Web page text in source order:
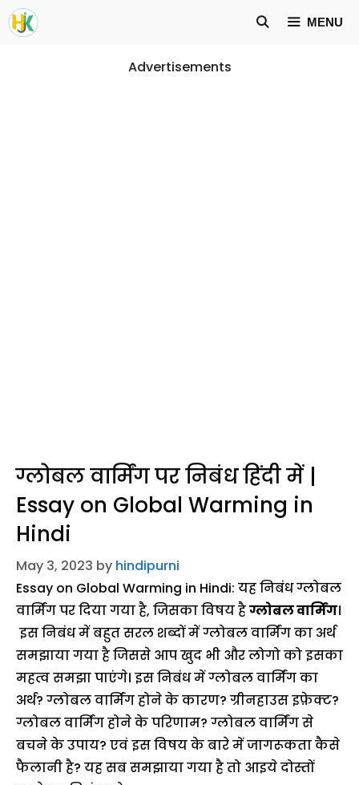
Skip
to
MENU
Advertisements
ग्लोबल वार्मिंग पर निबंध हिंदी में |
Essay on Global Warming in
Hindi
May 3, 2023 by hindipurni
Essay on Global Warming in Hindi: यह निबंध ग्लोबल
वार्मिंग पर दिया गया है, जिसका विषय हैग्लोबल वार्मिंग।
इस निबंध में बहुत सरल शब्दों में ग्लोबल वार्मिंग का अर्थ
समझाया गया है जिससे आप खुद भी और लोगो को इसका
महत्व समझा पाएंगे। इस निबंध में ग्लोबल वार्मिंग का
अर्थ? ग्लोबल वार्मिंग होने के कारण? ग्रीनहाउस इफ़ेक्ट?
ग्लोबल वार्मिंग होने के परिणाम? ग्लोबल वार्मिंग से
बचने के उपाय? एवं इस विषय के बारे में जागरूकता कैसे
फैलानी है? यह सब समझाया गया है तो आइये दोस्तों